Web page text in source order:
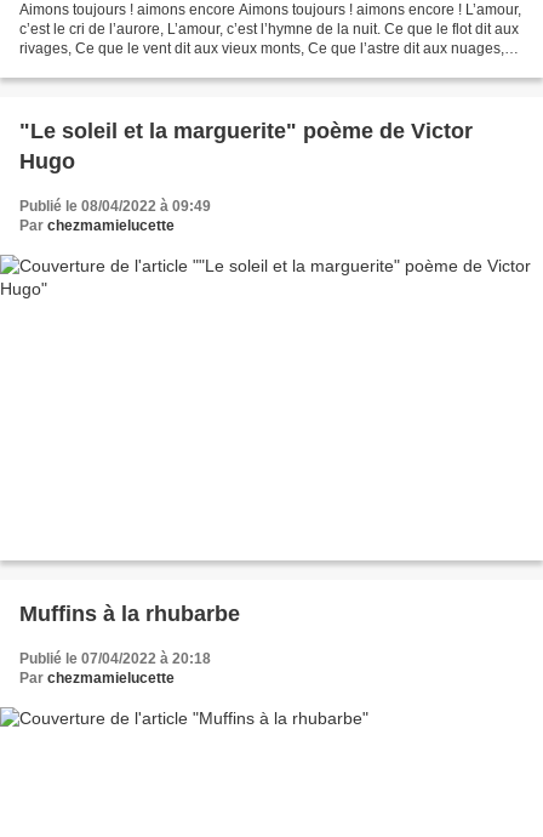
Aimons toujours ! aimons encore Aimons toujours ! aimons encore ! L’amour,
c’est le cri de l’aurore, L’amour, c’est l’hymne de la nuit. Ce que le flot dit aux
rivages, Ce que le vent dit aux vieux monts, Ce que l’astre dit aux nuages,
"Le soleil et la marguerite" poème de Victor
Hugo
Publié le 08/04/2022 à 09:49
Par chezmamielucette
Muffins à la rhubarbe
Publié le 07/04/2022 à 20:18
Par chezmamielucette